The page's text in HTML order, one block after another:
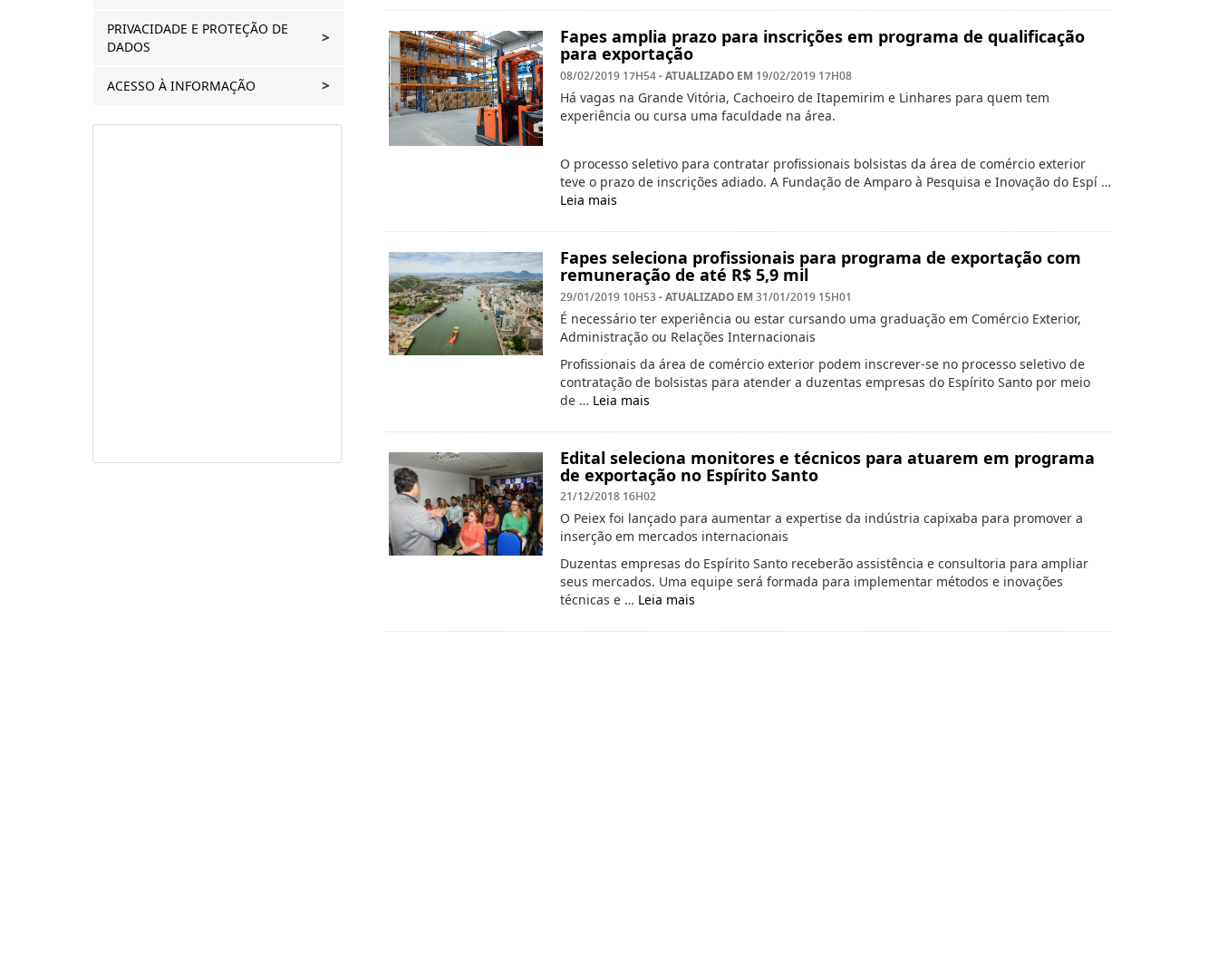
PRIVACIDADE E PROTEÇÃO DE
DADOS
ACESSO À INFORMAÇÃO
Fapes amplia prazo para inscrições em programa de qualificação
para exportação
08/02/2019 17H54- ATUALIZADO EM 19/02/2019 17H08
Há vagas na Grande Vitória, Cachoeiro de Itapemirim e Linhares para quem tem
experiência ou cursa uma faculdade na área.
O processo seletivo para contratar profissionais bolsistas da área de comércio exterior
teve o prazo de inscrições adiado. A Fundação de Amparo à Pesquisa e Inovação do Espí …
Leia mais
Fapes seleciona profissionais para programa de exportação com
remuneração de até R$ 5,9 mil
29/01/2019 10H53- ATUALIZADO EM 31/01/2019 15H01
É necessário ter experiência ou estar cursando uma graduação em Comércio Exterior,
Administração ou Relações Internacionais
Profissionais da área de comércio exterior podem inscrever-se no processo seletivo de
contratação de bolsistas para atender a duzentas empresas do Espírito Santo por meio
de … Leia mais
Edital seleciona monitores e técnicos para atuarem em programa
de exportação no Espírito Santo
21/12/2018 16H02
O Peiex foi lançado para aumentar a expertise da indústria capixaba para promover a
inserção em mercados internacionais
Duzentas empresas do Espírito Santo receberão assistência e consultoria para ampliar
seus mercados. Uma equipe será formada para implementar métodos e inovações
técnicas e … Leia mais